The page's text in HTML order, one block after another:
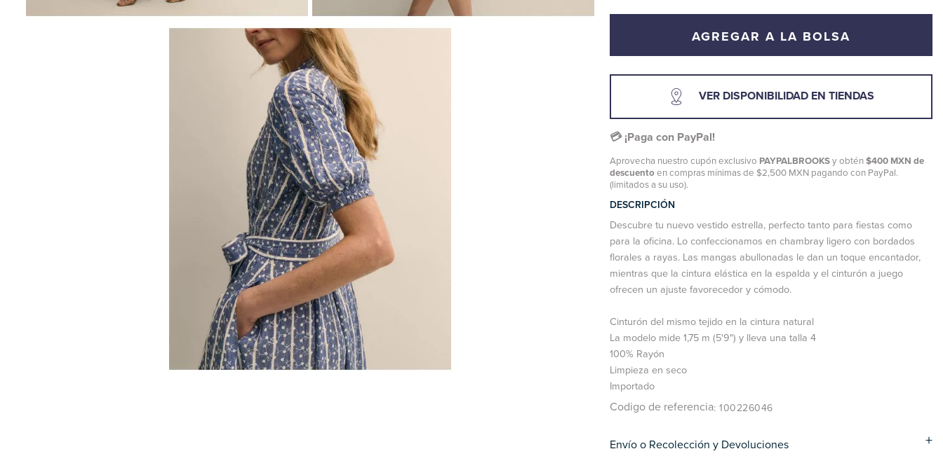
AGREGAR A LA BOLSA
VER DISPONIBILIDAD EN TIENDAS
💳 ¡Paga con PayPal!
Aprovecha nuestro cupón exclusivo PAYPALBROOKSy obtén$400 MXN de
descuento en compras mínimas de $2,500 MXN pagando con PayPal.
(limitados a su uso).
DESCRIPCIÓN
Descubre tu nuevo vestido estrella, perfecto tanto para fiestas como
para la oficina. Lo confeccionamos en chambray ligero con bordados
florales a rayas. Las mangas abullonadas le dan un toque encantador,
mientras que la cintura elástica en la espalda y el cinturón a juego
ofrecen un ajuste favorecedor y cómodo.
Cinturón del mismo tejido en la cintura natural
La modelo mide 1,75 m (5'9") y lleva una talla 4
100% Rayón
Limpieza en seco
Importado
Codigo de referencia: 100226046
Envío o Recolección y Devoluciones